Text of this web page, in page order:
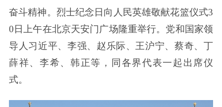
奋斗精神。烈士纪念日向人民英雄敬献花篮仪式3
0日上午在北京天安门广场隆重举行。党和国家领
导人习近平、李强、赵乐际、王沪宁、蔡奇、丁
薛祥、李希、韩正等，同各界代表一起出席仪
式。